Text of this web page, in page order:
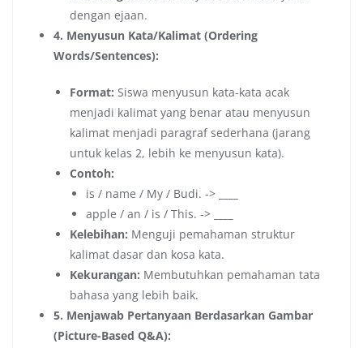
dengan ejaan.
4. Menyusun Kata/Kalimat (Ordering
Words/Sentences):
Format: Siswa menyusun kata-kata acak
menjadi kalimat yang benar atau menyusun
kalimat menjadi paragraf sederhana (jarang
untuk kelas 2, lebih ke menyusun kata).
Contoh:
is / name / My / Budi. ->
apple / an / is / This. ->
Kelebihan: Menguji pemahaman struktur
kalimat dasar dan kosa kata.
Kekurangan: Membutuhkan pemahaman tata
bahasa yang lebih baik.
5. Menjawab Pertanyaan Berdasarkan Gambar
(Picture-Based Q&A):